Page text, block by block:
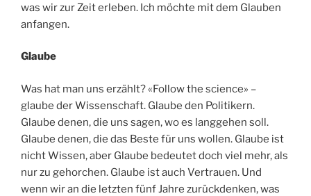
was wir zur Zeit erleben. Ich möchte mit dem Glauben
anfangen.
Glaube
Was hat man uns erzählt? «Follow the science» –
glaube der Wissenschaft. Glaube den Politikern.
Glaube denen, die uns sagen, wo es langgehen soll.
Glaube denen, die das Beste für uns wollen. Glaube ist
nicht Wissen, aber Glaube bedeutet doch viel mehr, als
nur zu gehorchen. Glaube ist auch Vertrauen. Und
wenn wir an die letzten fünf Jahre zurückdenken, was